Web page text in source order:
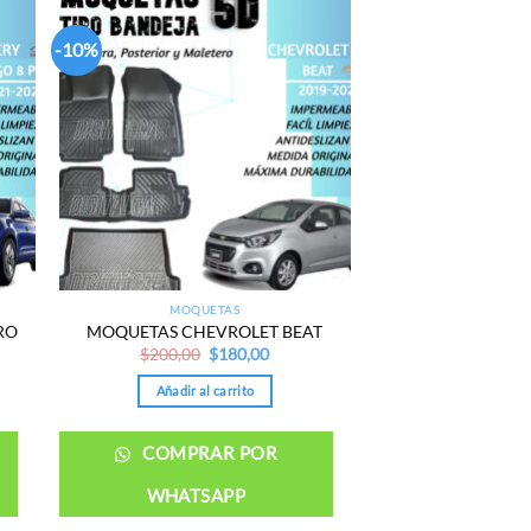
to
-10%
Add to
wishlist
MOQUETAS
MOQUETAS CHEVROLET BEAT
$200,00 Original
price
was:
$200,00.
$180,00Current
is:
Añadir al carrito
COMPRAR POR
WHATSAPP